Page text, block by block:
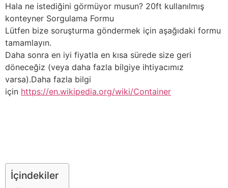
Hala ne istediğini görmüyor musun? 20ft kullanılmış
konteyner Sorgulama Formu
Lütfen bize soruşturma göndermek için aşağıdaki formu
tamamlayın.
Daha sonra en iyi fiyatla en kısa sürede size geri
döneceğiz (veya daha fazla bilgiye ihtiyacımız
varsa).Daha fazla bilgi
için https://en.wikipedia.org/wiki/Container
İçindekiler